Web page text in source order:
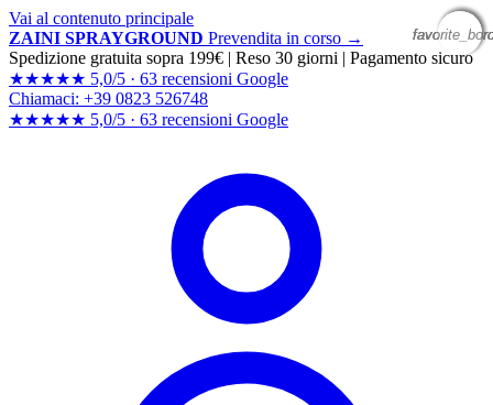
Vai al contenuto principale
ZAINI SPRAYGROUND Prevendita in corso →
Spedizione gratuita sopra 199€ | Reso 30 giorni | Pagamento sicuro
★★★★★ 5,0/5 · 63 recensioni Google
Chiamaci: +39 0823 526748
★★★★★ 5,0/5 · 63 recensioni Google